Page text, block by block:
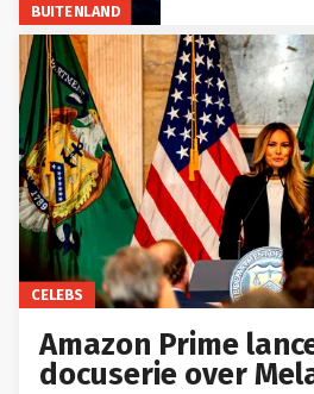
BUITENLAND
CELEBS
Amazon Prime
docuserie over